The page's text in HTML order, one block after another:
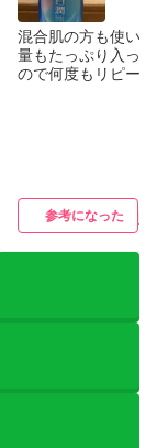
混合肌の方も使い
量もたっぷり入っ
ので何度もリピー
参考になった